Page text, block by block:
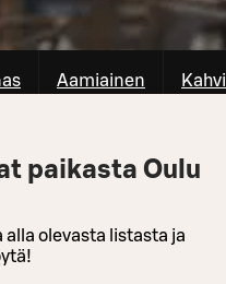
Aamiainen
paikasta Oulu
olevasta listasta ja